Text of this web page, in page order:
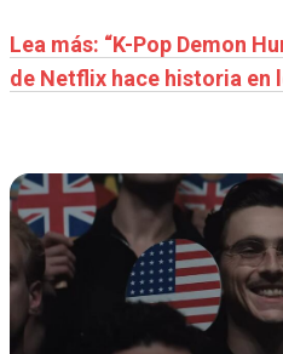
Lea más: “K-Pop Demon
de Netflix hace historia en